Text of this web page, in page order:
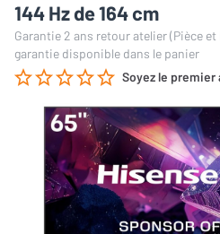
144 Hz de 164 cm
Garantie 2 ans retour atelier (Pièce
garantie disponible dans le panier
Soyez le